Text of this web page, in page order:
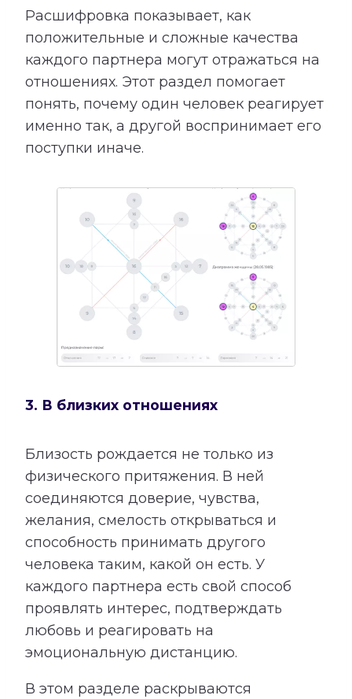
Расшифровка показывает, как
положительные и сложные качества
каждого партнера могут отражаться на
отношениях. Этот раздел помогает
понять, почему один человек реагирует
именно так, а другой воспринимает его
поступки иначе.
3. В близких отношениях
Близость рождается не только из
физического притяжения. В ней
соединяются доверие, чувства,
желания, смелость открываться и
способность принимать другого
человека таким, какой он есть. У
каждого партнера есть свой способ
проявлять интерес, подтверждать
любовь и реагировать на
эмоциональную дистанцию.
В этом разделе раскрываются